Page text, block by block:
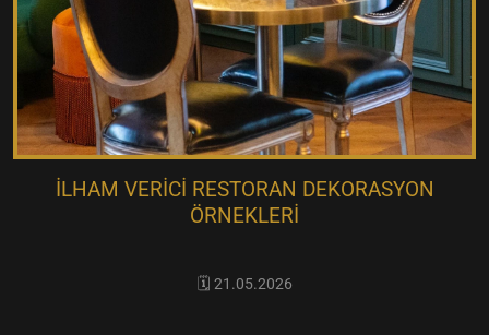
İLHAM VERICI RESTORAN DEKORASYON
ÖRNEKLERI
🗓️ 21.05.2026